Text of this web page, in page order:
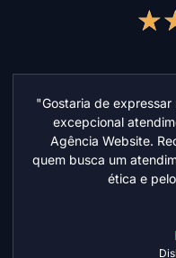
★
"Fiquei extremamente
na criação do meu
minhas expectativas
surpreendida com o
conduzido com muita
sempre com muita
encontrar